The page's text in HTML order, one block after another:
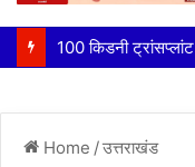
पात्र लोगों को
Home /उत्तराखंड